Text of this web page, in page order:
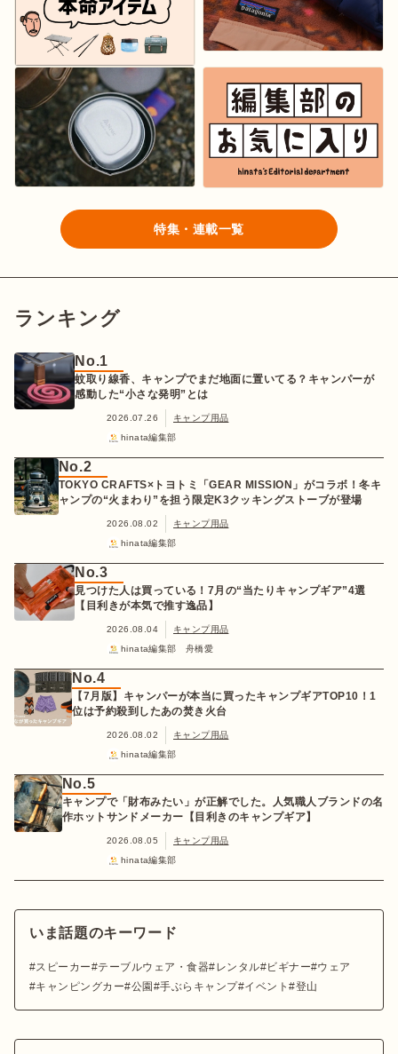
特集・連載一覧
ランキング
No.1
蚊取り線香、キャンプでまだ地面に置いてる？キャンパーが
感動した“小さな発明”とは
2026.07.26
キャンプ用品
hinata編集部
No.2
TOKYO CRAFTS×トヨトミ「GEAR MISSION」がコラボ！冬キ
ャンプの“火まわり”を担う限定K3クッキングストーブが登場
2026.08.02
キャンプ用品
hinata編集部
No.3
見つけた人は買っている！7月の“当たりキャンプギア”4選
【目利きが本気で推す逸品】
2026.08.04
キャンプ用品
hinata編集部 舟橋愛
No.4
【7月版】キャンパーが本当に買ったキャンプギアTOP10！1
位は予約殺到したあの焚き火台
2026.08.02
キャンプ用品
hinata編集部
No.5
キャンプで「財布みたい」が正解でした。人気職人ブランドの名
作ホットサンドメーカー【目利きのキャンプギア】
2026.08.05
キャンプ用品
hinata編集部
いま話題のキーワード
スピーカー テーブルウェア・食器 レンタル ビギナー
ウェア
キャンピングカー 公園 手ぶらキャンプ イベント 登山